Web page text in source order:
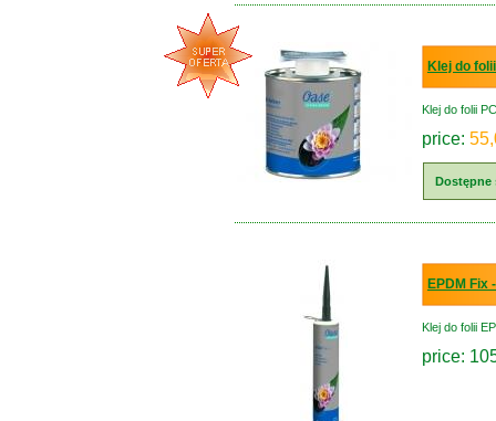
Klej do
Klej do folii
price:
Dostępne
EPDM Fix
Klej do folii
price: